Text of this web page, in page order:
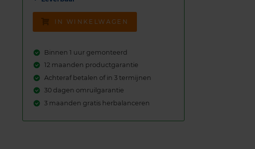
IN WINKELWAGEN
Binnen 1 uur gemonteerd
12 maanden productgarantie
Achteraf betalen of in 3 termijnen
30 dagen omruilgarantie
3 maanden gratis herbalanceren